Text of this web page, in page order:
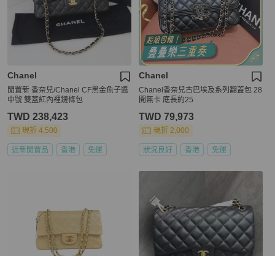
Chanel
閒置新 香奈兒/Chanel CF黑金魚子醬
中號 雙蓋紅內裡鏈條包
TWD 238,423
現折 4,500
近新閒置品 香港 免運
Chanel
Chanel香奈兒古巴埃及系列翻蓋包 28
開無卡 底長約25
TWD 79,973
現折 2,000
狀況良好 香港 免運